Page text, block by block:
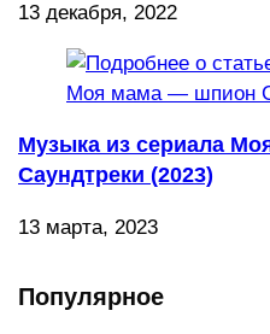
13 декабря, 2022
Музыка из сериала
Саундтреки (2023)
13 марта, 2023
Популярное